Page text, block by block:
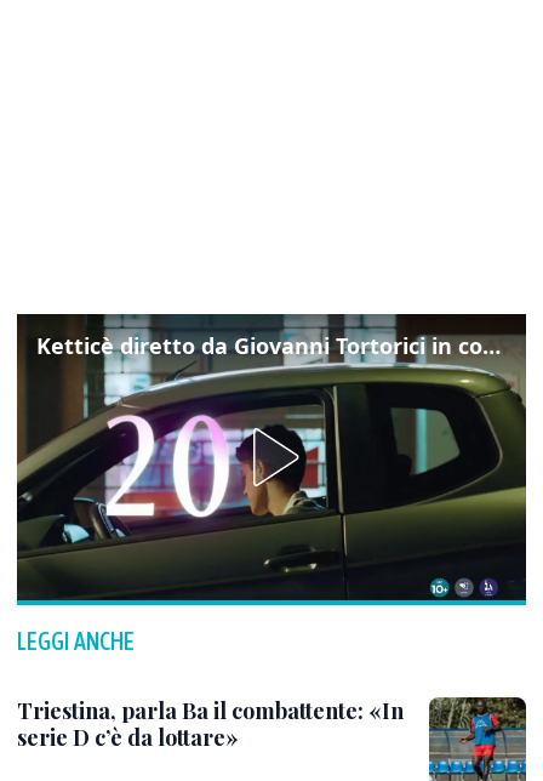
Ketticè diretto da Giovanni Tortorici in concorso al Locarno Film Festival
LEGGI ANCHE
Triestina, parla Ba il combattente: «In
serie D c’è da lottare»